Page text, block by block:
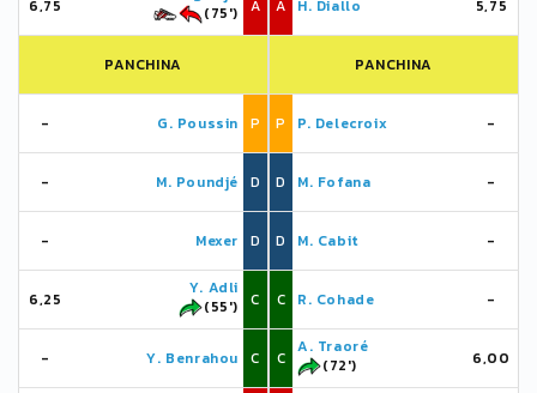
6,75
(75')
A
PANCHINA
- G. Poussin P
- M. Poundjé D
- Mexer D
6,25
Y. Adli
(55')
C
- Y. Benrahou C
A H. Diallo 5,75
PANCHINA
P P. Delecroix -
D M. Fofana -
D M. Cabit -
C R. Cohade -
C
A. Traoré
(72')
6,00